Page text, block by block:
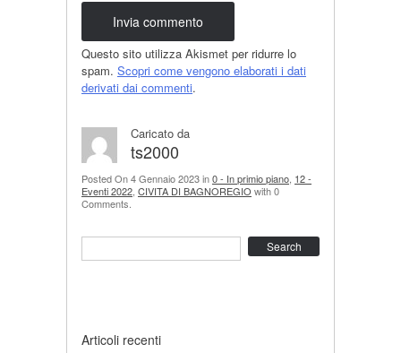
Questo sito utilizza Akismet per ridurre lo
spam. Scopri come vengono elaborati i dati
derivati dai commenti.
Caricato da
ts2000
Posted On 4 Gennaio 2023 in0 - In primio piano 12 -
Eventi 2022 CIVITA DI BAGNOREGIO with 0
Comments.
Articoli recenti